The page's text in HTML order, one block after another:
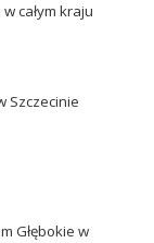
całym kraju
Szczecinie
Głębokie w